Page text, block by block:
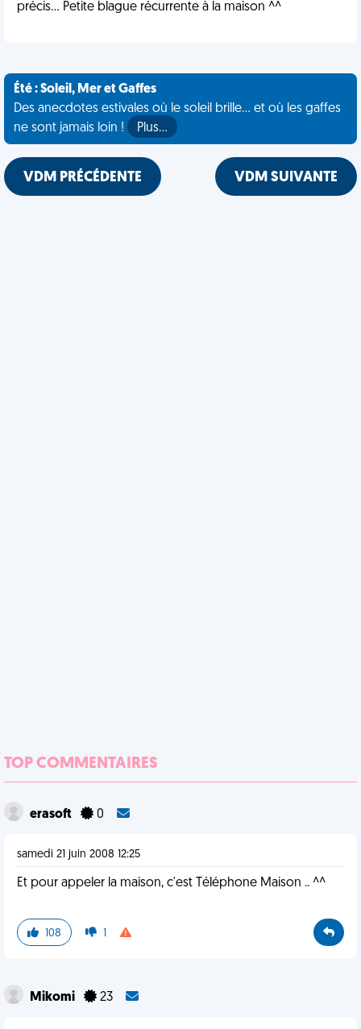
précis... Petite blague récurrente à la maison ^^
Été : Soleil, Mer et Gaffes
Des anecdotes estivales où le soleil brille... et où les gaffes
ne sont jamais loin !
Plus…
VDM PRÉCÉDENTE VDM SUIVANTE
TOP COMMENTAIRES
erasoft 0
samedi 21 juin 2008 12:25
Et pour appeler la maison, c'est Téléphone Maison .. ^^
108 1
Mikomi 23